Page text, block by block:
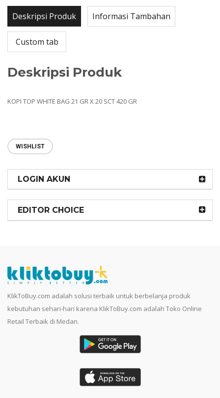
Deskripsi Produk Informasi Tambahan
Custom tab
Deskripsi Produk
KOPI TOP WHITE BAG 21 GR X 20 SCT 420 GR
WISHLIST
LOGIN AKUN
EDITOR CHOICE
KlikToBuy.com adalah solusi terbaik untuk berbelanja produk
kebutuhan sehari-hari karena KlikToBuy.com adalah Toko Online
Retail Terbaik di Medan.